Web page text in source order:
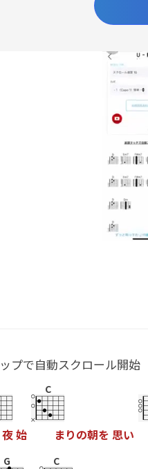
プで自動スクロール開始
夜始
C
まりの朝を 思い
G C